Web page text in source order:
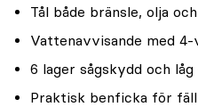
Tål både bränsle, olja
Vattenavvisande med
6 lager sågskydd och
Praktisk benficka för